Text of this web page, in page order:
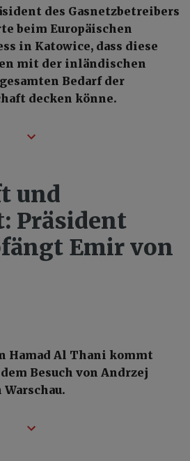
des Gasnetzbetreibers
beim Europäischen
in Katowice, dass diese
mit der inländischen
Bedarf der
decken könne.
und
Präsident
Emir von
Hamad Al Thani kommt
Besuch von Andrzej